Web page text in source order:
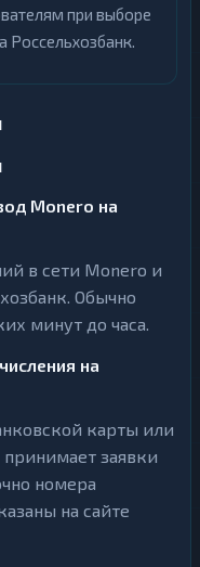
при выборе
Monero на
в сети Monero и
Обычно
минут до часа.
на
карты или
заявки
номера
на сайте